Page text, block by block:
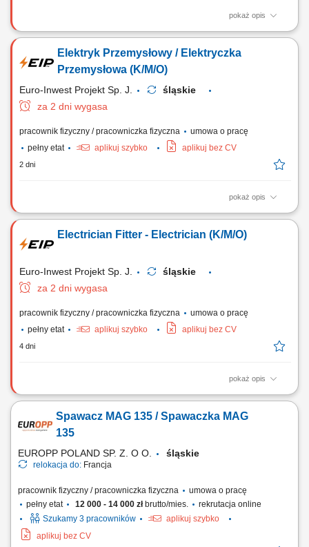
pokaż opis
Zadania Budowanie i instalowanie tras kablowych; Montaż
przełączników i oświetlenia; Montaż urządzeń kontrolnych i
sterowniczych; Składanie rozdzielnic oraz szaf sterowniczych;
Elektryk Przemysłowy / Elektryczka
Przemysłowa (K/M/O)
Euro-Inwest Projekt Sp. J.
śląskie
za 2 dni wygasa
pracownik fizyczny / pracowniczka fizyczna
umowa o pracę
pełny etat
aplikuj szybko aplikuj bez CV
2 dni
pokaż opis
Obowiązki Budowa i montaż tras kablowych; Montaż linii kablowych i
oświetleniowych; Montaż urządzeń sterowniczych; Montaż rozdzielnic i
szaf sterowniczych;
Electrician Fitter - Electrician (K/M/O)
Euro-Inwest Projekt Sp. J.
śląskie
za 2 dni wygasa
pracownik fizyczny / pracowniczka fizyczna
umowa o pracę
pełny etat
aplikuj szybko aplikuj bez CV
4 dni
pokaż opis
RESPONSIBILITIES: construction and assembly of cable routes;
electrical installations; assembly of control devices and lighting;
assembly of switchboards and control cabinets;
Spawacz MAG 135 / Spawaczka MAG
135
EUROPP POLAND SP. Z. O O. śląskie
relokacja do: Francja
pracownik fizyczny / pracowniczka fizyczna
umowa o pracę
pełny etat
12 000 - 14 000 złbrutto/mies.
rekrutacja online
Szukamy 3 pracowników
aplikuj szybko
aplikuj bez CV